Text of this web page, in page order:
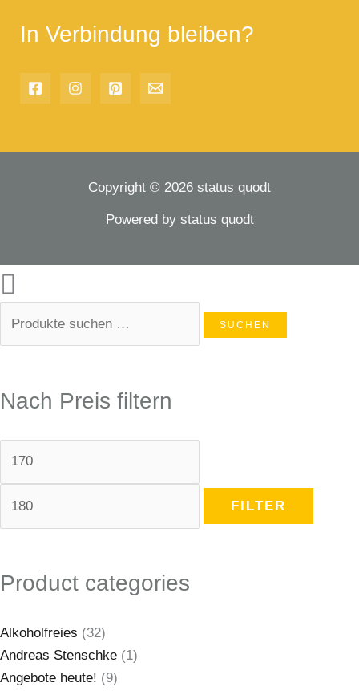
In Verbindung bleiben?
Copyright © 2026 status quodt
Powered by status quodt
SUCHEN
Nach Preis filtern
FILTER
Product categories
Alkoholfreies (32)
Andreas Stenschke (1)
Angebote heute! (9)